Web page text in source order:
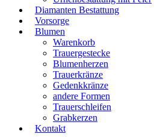
Diamanten Bestattung
Vorsorge
Blumen
Warenkorb
Trauergestecke
Blumenherzen
Trauerkränze
Gedenkkränze
andere Formen
Trauerschleifen
Grabkerzen
Kontakt